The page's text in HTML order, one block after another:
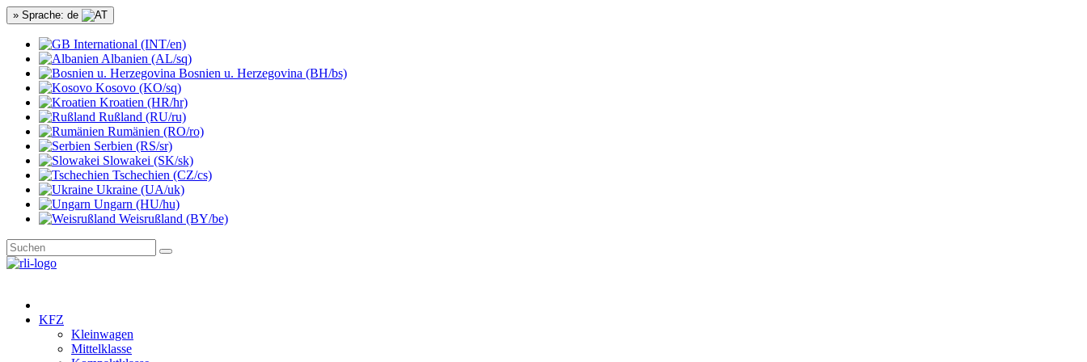
» Sprache: de
International (INT/en)
Albanien (AL/sq)
Bosnien u. Herzegovina (BH/bs)
Kosovo (KO/sq)
Kroatien (HR/hr)
Rußland (RU/ru)
Rumänien (RO/ro)
Serbien (RS/sr)
Slowakei (SK/sk)
Tschechien (CZ/cs)
Ukraine (UA/uk)
Ungarn (HU/hu)
Weisrußland (BY/be)
KFZ
Kleinwagen
Mittelklasse